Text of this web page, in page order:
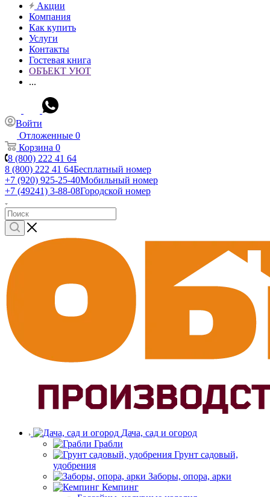
Акции
Компания
Как купить
Услуги
Контакты
Гостевая книга
ОБЪЕКТ УЮТ
...
Войти
Отложенные 0
Корзина 0
8 (800) 222 41 64
8 (800) 222 41 64Бесплатный номер
+7 (920) 925-25-40Мобильный номер
+7 (49241) 3-88-08Городской номер
Дача, сад и огород
Грабли
Грунт садовый,
удобрения
Заборы, опора, арки
Кемпинг